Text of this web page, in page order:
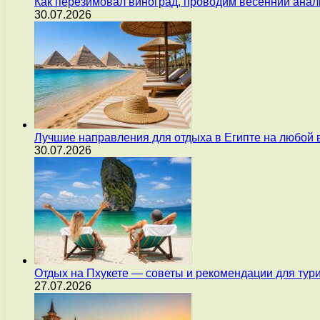
30.07.2026
Лучшие направления для отдыха в Египте на любой
30.07.2026
Отдых на Пхукете — советы и рекомендации для
27.07.2026